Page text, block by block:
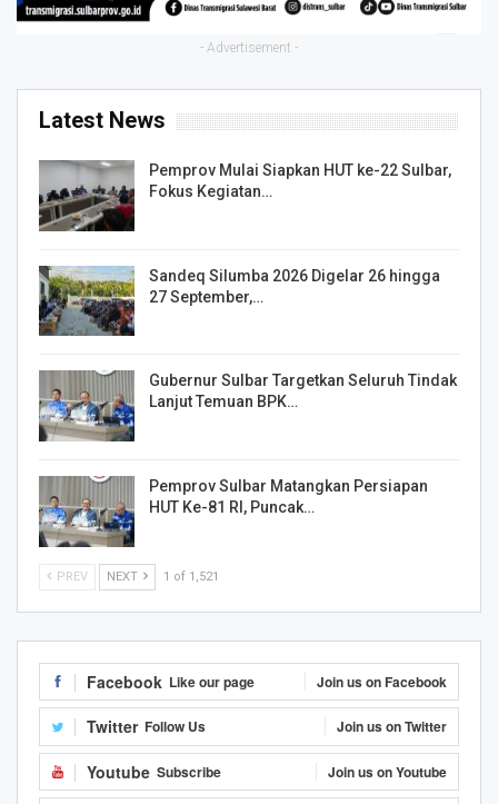
- Advertisement -
Latest News
Pemprov Mulai Siapkan HUT ke-22 Sulbar,
Fokus Kegiatan…
Sandeq Silumba 2026 Digelar 26 hingga
27 September,…
Gubernur Sulbar Targetkan Seluruh Tindak
Lanjut Temuan BPK…
Pemprov Sulbar Matangkan Persiapan
HUT Ke-81 RI, Puncak…
PREV NEXT 1 of 1,521
Facebook Like our page Join us on Facebook
Twitter Follow Us Join us on Twitter
Youtube Subscribe Join us on Youtube